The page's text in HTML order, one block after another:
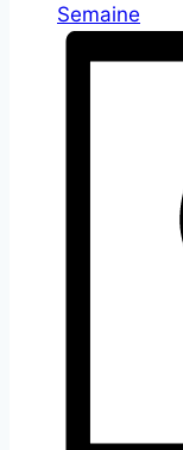
Semaine